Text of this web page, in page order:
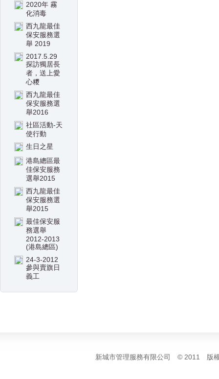
2020年 霧
化消毒
西九龍最佳
保安服務選
舉 2019
2017.5.29
探訪獨居長
者，送上愛
心糭
西九龍最佳
保安服務選
舉2016
社區活動-天
使行動
生日之星
港島總區最
佳保安服務
選舉2015
西九龍最佳
保安服務選
舉2015
最佳保安服
務選舉
2012-2013
(港島總區)
24-3-2012
參與賣旗日
義工
新城市管理服務有限公司 ©